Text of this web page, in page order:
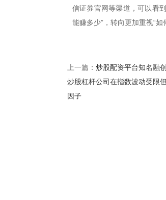
信证券官网等渠道，可以看
能赚多少”，转向更加重视“如
上一篇： 炒股配资平台知名融
炒股杠杆公司在指数波动受限
因子